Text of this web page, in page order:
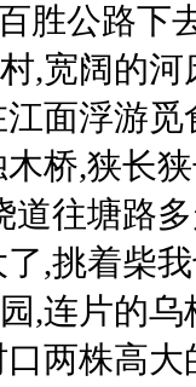
胜公路下
,宽阔的
面浮游
桥,狭长
道往塘路
,挑着柴
,连片的
两株高